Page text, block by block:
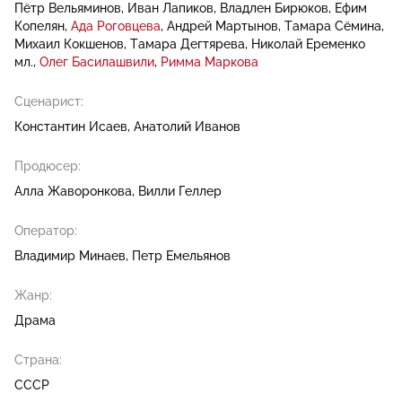
Пётр Вельяминов
Иван Лапиков Владлен Бирюков
Ефим
Копелян Ада Роговцева Андрей Мартынов Тамара Сёмина
Михаил Кокшенов Тамара Дегтярева Николай Еременко
мл. Олег Басилашвили Римма Маркова
Сценарист:
Константин Исаев Анатолий Иванов
Продюсер:
Алла Жаворонкова Вилли Геллер
Оператор:
Владимир Минаев
Петр Емельянов
Жанр:
Драма
Страна:
СССР